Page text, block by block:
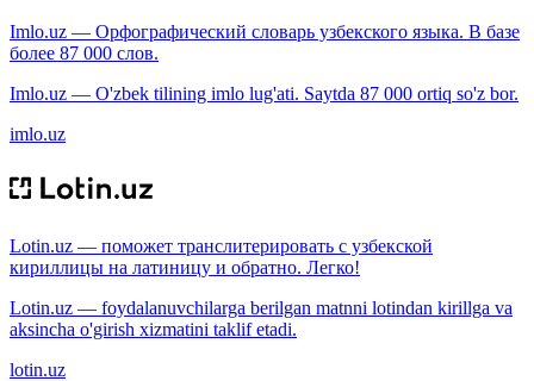
Imlo.uz — Орфографический словарь узбекского языка. В базе
более 87 000 слов.
Imlo.uz — O'zbek tilining imlo lug'ati. Saytda 87 000 ortiq so'z bor.
imlo.uz
Lotin.uz — поможет транслитерировать с узбекской
кириллицы на латиницу и обратно. Легко!
Lotin.uz — foydalanuvchilarga berilgan matnni lotindan kirillga va
aksincha o'girish xizmatini taklif etadi.
lotin.uz